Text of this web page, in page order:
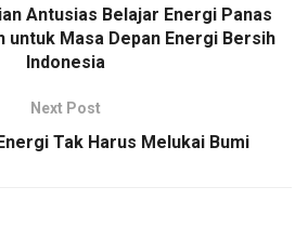
Antusias Belajar Energi Panas
untuk Masa Depan Energi Bersih
Indonesia
Next Post
Tak Harus Melukai Bumi